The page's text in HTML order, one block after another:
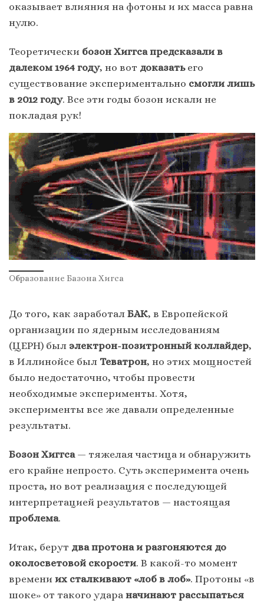
оказывает влияния на фотоны и их масса равна
нулю.
Теоретически бозон Хиггса предсказали в
далеком 1964 году, но вот доказать его
существование экспериментально смогли лишь
в 2012 году. Все эти годы бозон искали не
покладая рук!
Образование Базона Хигса
До того, как заработал БАК, в Европейской
организации по ядерным исследованиям
(ЦЕРН) был электрон-позитронный коллайдер,
в Иллинойсе был Теватрон, но этих мощностей
было недостаточно, чтобы провести
необходимые эксперименты. Хотя,
эксперименты все же давали определенные
результаты.
Бозон Хиггса— тяжелая частица и обнаружить
его крайне непросто. Суть эксперимента очень
проста, но вот реализация с последующей
интерпретацией результатов — настоящая
проблема.
Итак, берут два протона и разгоняются до
околосветовой скорости. В какой-то момент
времени их сталкивают «лоб в лоб». Протоны «в
шоке» от такого удара начинают рассыпаться